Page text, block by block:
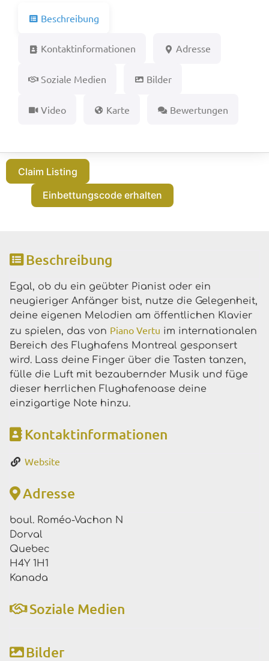
Beschreibung
Kontaktinformationen Adresse
Soziale Medien Bilder
Video Karte Bewertungen
Claim Listing
Einbettungscode erhalten
Beschreibung
Egal, ob du ein geübter Pianist oder ein
neugieriger Anfänger bist, nutze die Gelegenheit,
deine eigenen Melodien am öffentlichen Klavier
zu spielen, das von Piano Vertu im internationalen
Bereich des Flughafens Montreal gesponsert
wird. Lass deine Finger über die Tasten tanzen,
fülle die Luft mit bezaubernder Musik und füge
dieser herrlichen Flughafenoase deine
einzigartige Note hinzu.
Kontaktinformationen
Website
Adresse
boul. Roméo-Vachon N
Dorval
Quebec
H4Y 1H1
Kanada
Soziale Medien
Bilder